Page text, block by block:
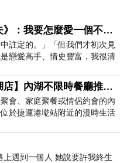
《娘子漢大丈夫》：我要怎麼愛一個不存在的人？
中註定的。」「但我們才初次見
戀愛高手、情史豐富，我很清
間的那種感覺，現
【漫時生活內湖店】內湖不限時餐廳推薦｜捷運港墘站美食，聚餐、約會、家庭聚會首選，正餐甜點一次滿足
會、家庭聚餐或情侶約會的內
於捷運港墘站附近的漫時生活
行約4分鐘即可抵
遇到一個人 她說要許我終生